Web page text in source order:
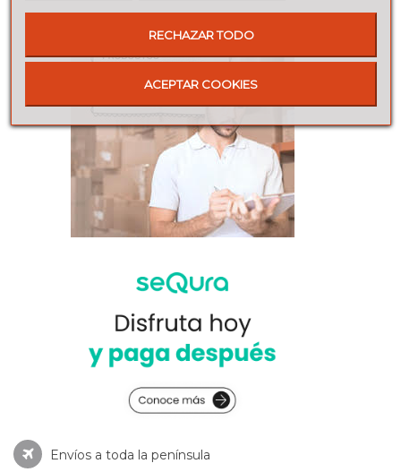
Envíos a toda la península
RECHAZAR TODO
ACEPTAR COOKIES